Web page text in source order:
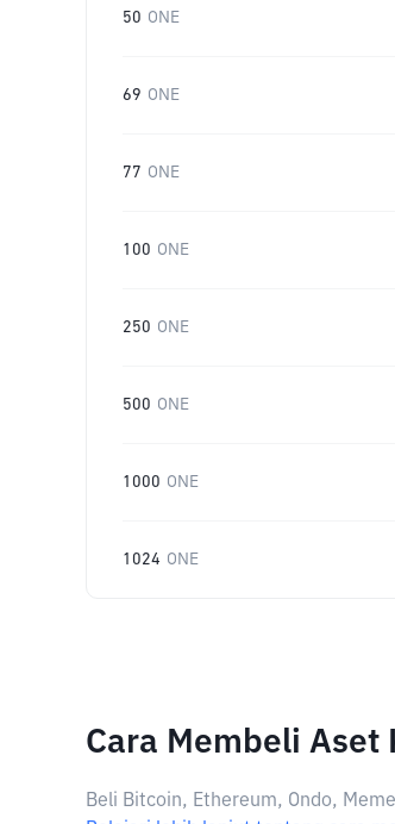
50 ONE
69 ONE
77 ONE
100 ONE
250 ONE
500 ONE
1000 ONE
1024 ONE
Cara Membeli Aset
Beli Bitcoin, Ethereum, Ondo,